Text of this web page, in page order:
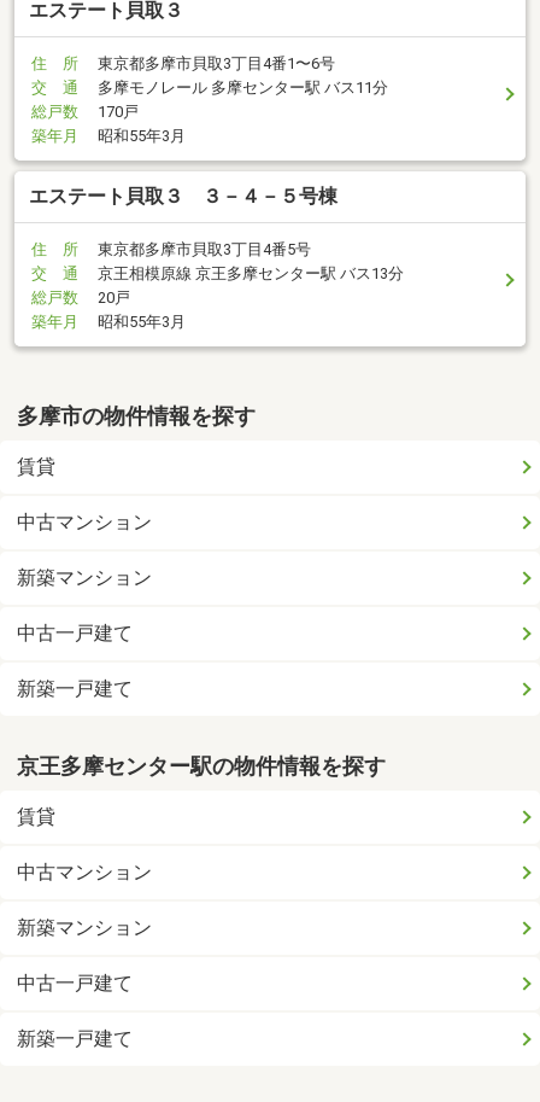
エステート貝取３
住 所
東京都多摩市貝取3丁目4番1〜6号
交 通
多摩モノレール 多摩センター駅 バス11分
総戸数
170戸
築年月
昭和55年3月
エステート貝取３ ３－４－５号棟
住 所
東京都多摩市貝取3丁目4番5号
交 通
京王相模原線 京王多摩センター駅 バス13分
総戸数
20戸
築年月
昭和55年3月
多摩市の物件情報を探す
賃貸
中古マンション
新築マンション
中古一戸建て
新築一戸建て
京王多摩センター駅の物件情報を探す
賃貸
中古マンション
新築マンション
中古一戸建て
新築一戸建て